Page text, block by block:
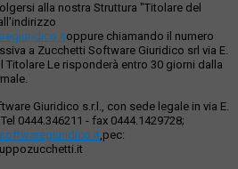
alla nostra Struttura "Titolare del
oppure chiamando il numero
a Zucchetti Software Giuridico srl via E.
Titolare Le risponderà entro 30 giorni dalla
Giuridico s.r.l., con sede legale in via E.
0444.346211 - fax 0444.1429728;
,pec: